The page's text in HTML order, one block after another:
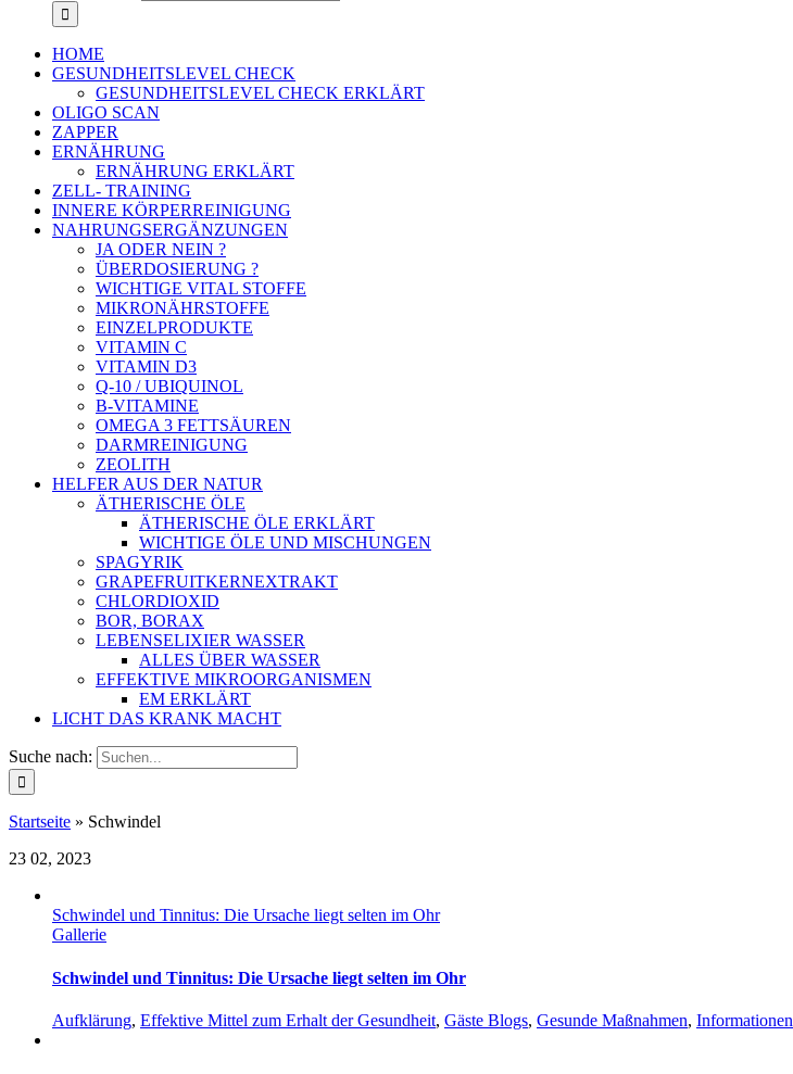
HOME
GESUNDHEITSLEVEL CHECK
GESUNDHEITSLEVEL CHECK ERKLÄRT
OLIGO SCAN
ZAPPER
ERNÄHRUNG
ERNÄHRUNG ERKLÄRT
ZELL- TRAINING
INNERE KÖRPERREINIGUNG
NAHRUNGSERGÄNZUNGEN
JA ODER NEIN ?
ÜBERDOSIERUNG ?
WICHTIGE VITAL STOFFE
MIKRONÄHRSTOFFE
EINZELPRODUKTE
VITAMIN C
VITAMIN D3
Q-10 / UBIQUINOL
B-VITAMINE
OMEGA 3 FETTSÄUREN
DARMREINIGUNG
ZEOLITH
HELFER AUS DER NATUR
ÄTHERISCHE ÖLE
ÄTHERISCHE ÖLE ERKLÄRT
WICHTIGE ÖLE UND MISCHUNGEN
SPAGYRIK
GRAPEFRUITKERNEXTRAKT
CHLORDIOXID
BOR, BORAX
LEBENSELIXIER WASSER
ALLES ÜBER WASSER
EFFEKTIVE MIKROORGANISMEN
EM ERKLÄRT
LICHT DAS KRANK MACHT
Suche nach:
Startseite » Schwindel
23 02, 2023
Schwindel und Tinnitus: Die Ursache liegt selten im Ohr
Gallerie
Schwindel und Tinnitus: Die Ursache liegt selten im Ohr
Aufklärung, Effektive Mittel zum Erhalt der Gesundheit, Gäste Blogs, Gesunde Maßnahmen, Informationen